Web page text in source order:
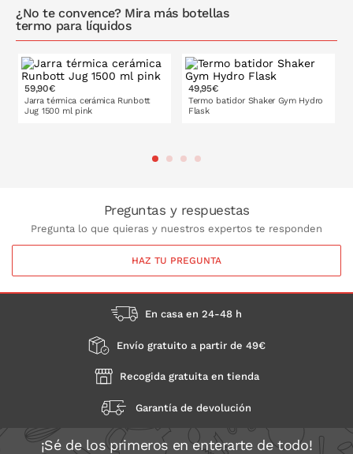
Libre de BPA y ftalatos
Apta para el contacto con alimentos
¿No te convence? Mira más botellas
termo para líquidos
59,90€
Jarra térmica cerámica Runbott
Jug 1500 ml pink
49,95€
Termo batidor Shaker Gym Hydro
Flask
Preguntas y respuestas
Pregunta lo que quieras y nuestros expertos te responden
HAZ TU PREGUNTA
En casa en 24-48 h
Envío gratuito a partir de 49€
Recogida gratuita en tienda
Garantía de devolución
¡Sé de los primeros en enterarte de todo!